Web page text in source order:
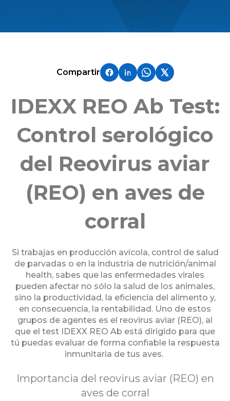
Compartir
IDEXX REO Ab Test:
Control serológico
del Reovirus aviar
(REO) en aves de
corral
Si trabajas en producción avícola, control de salud
de parvadas o en la industria de nutrición/animal
health, sabes que las enfermedades virales
pueden afectar no sólo la salud de los animales,
sino la productividad, la eficiencia del alimento y,
en consecuencia, la rentabilidad. Uno de estos
grupos de agentes es el reovirus aviar (REO), al
que el test IDEXX REO Ab está dirigido para que
tú puedas evaluar de forma confiable la respuesta
inmunitaria de tus aves.
Importancia del reovirus aviar (REO) en
aves de corral